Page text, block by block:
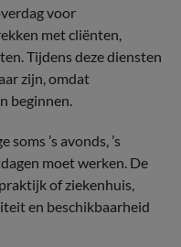
voor
met cliënten,
Tijdens deze diensten
zijn, omdat
beginnen.
’s avonds, ’s
moet werken. De
of ziekenhuis,
en beschikbaarheid